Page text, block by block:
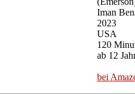
Iman
2023
USA
120
ab 12
bei